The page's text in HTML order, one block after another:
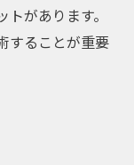
があります。
することが重要